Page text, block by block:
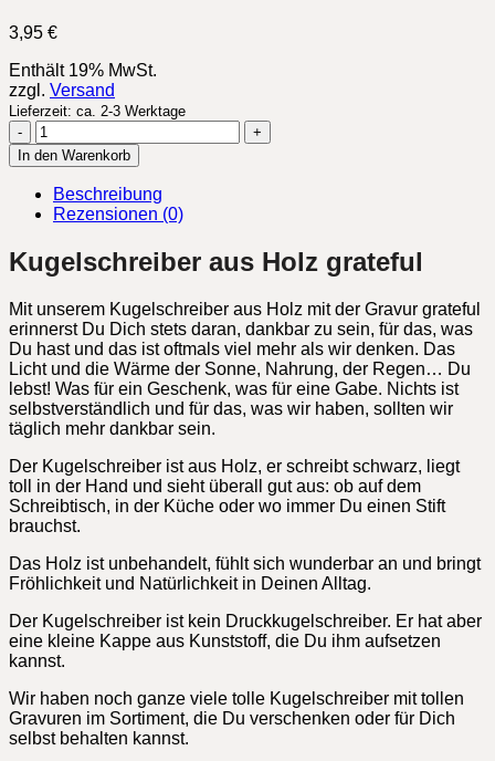
3,95 €
Enthält 19% MwSt.
zzgl. Versand
Lieferzeit: ca. 2-3 Werktage
Kugelschreiber
grateful
Menge
In den Warenkorb
Beschreibung
Rezensionen (0)
Kugelschreiber aus Holz grateful
Mit unserem Kugelschreiber aus Holz mit der Gravur grateful
erinnerst Du Dich stets daran, dankbar zu sein, für das, was
Du hast und das ist oftmals viel mehr als wir denken. Das
Licht und die Wärme der Sonne, Nahrung, der Regen… Du
lebst! Was für ein Geschenk, was für eine Gabe. Nichts ist
selbstverständlich und für das, was wir haben, sollten wir
täglich mehr dankbar sein.
Der Kugelschreiber ist aus Holz, er schreibt schwarz, liegt
toll in der Hand und sieht überall gut aus: ob auf dem
Schreibtisch, in der Küche oder wo immer Du einen Stift
brauchst.
Das Holz ist unbehandelt, fühlt sich wunderbar an und bringt
Fröhlichkeit und Natürlichkeit in Deinen Alltag.
Der Kugelschreiber ist kein Druckkugelschreiber. Er hat aber
eine kleine Kappe aus Kunststoff, die Du ihm aufsetzen
kannst.
Wir haben noch ganze viele tolle Kugelschreiber mit tollen
Gravuren im Sortiment, die Du verschenken oder für Dich
selbst behalten kannst.